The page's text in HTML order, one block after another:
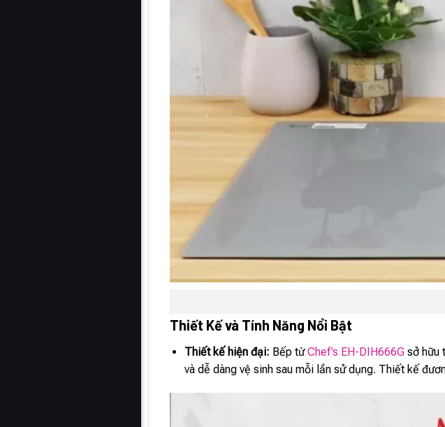
Thiết Kế và Tính Năng Nổi Bật
Thiết kế hiện đại: Bếp từChef’s EH-DIH666G sở hữu
và dễ dàng vệ sinh sau mỗi lần sử dụng. Thiết kế